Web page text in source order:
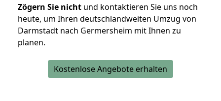
Zögern Sie nicht und kontaktieren Sie uns noch
heute, um Ihren deutschlandweiten Umzug von
Darmstadt nach Germersheim mit Ihnen zu
planen.
Kostenlose Angebote erhalten